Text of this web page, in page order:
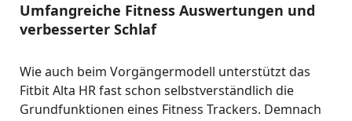
Umfangreiche Fitness Auswertungen und
verbesserter Schlaf
Wie auch beim Vorgängermodell unterstützt das
Fitbit Alta HR fast schon selbstverständlich die
Grundfunktionen eines Fitness Trackers. Demnach